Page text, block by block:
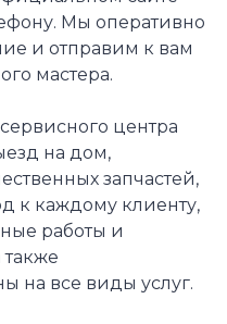
Мы оперативно
и отправим к вам
мастера.
центра
на дом,
запчастей,
к каждому клиенту,
работы и
также
на все виды услуг.